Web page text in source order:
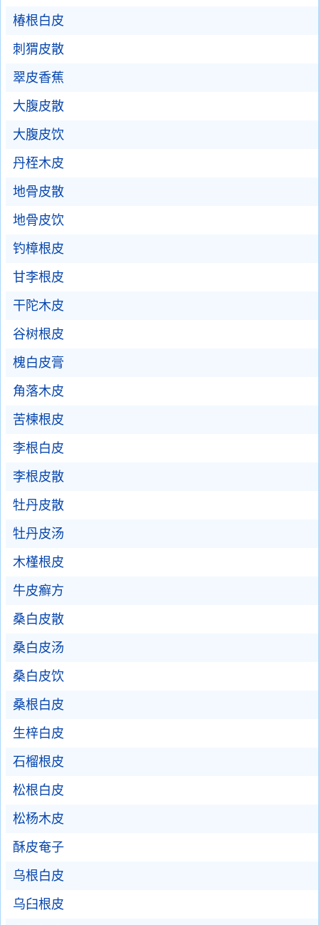
椿根白皮
刺猬皮散
翠皮香蕉
大腹皮散
大腹皮饮
丹桎木皮
地骨皮散
地骨皮饮
钓樟根皮
甘李根皮
干陀木皮
谷树根皮
槐白皮膏
角落木皮
苦楝根皮
李根白皮
李根皮散
牡丹皮散
牡丹皮汤
木槿根皮
牛皮癣方
桑白皮散
桑白皮汤
桑白皮饮
桑根白皮
生梓白皮
石榴根皮
松根白皮
松杨木皮
酥皮奄子
乌根白皮
乌臼根皮